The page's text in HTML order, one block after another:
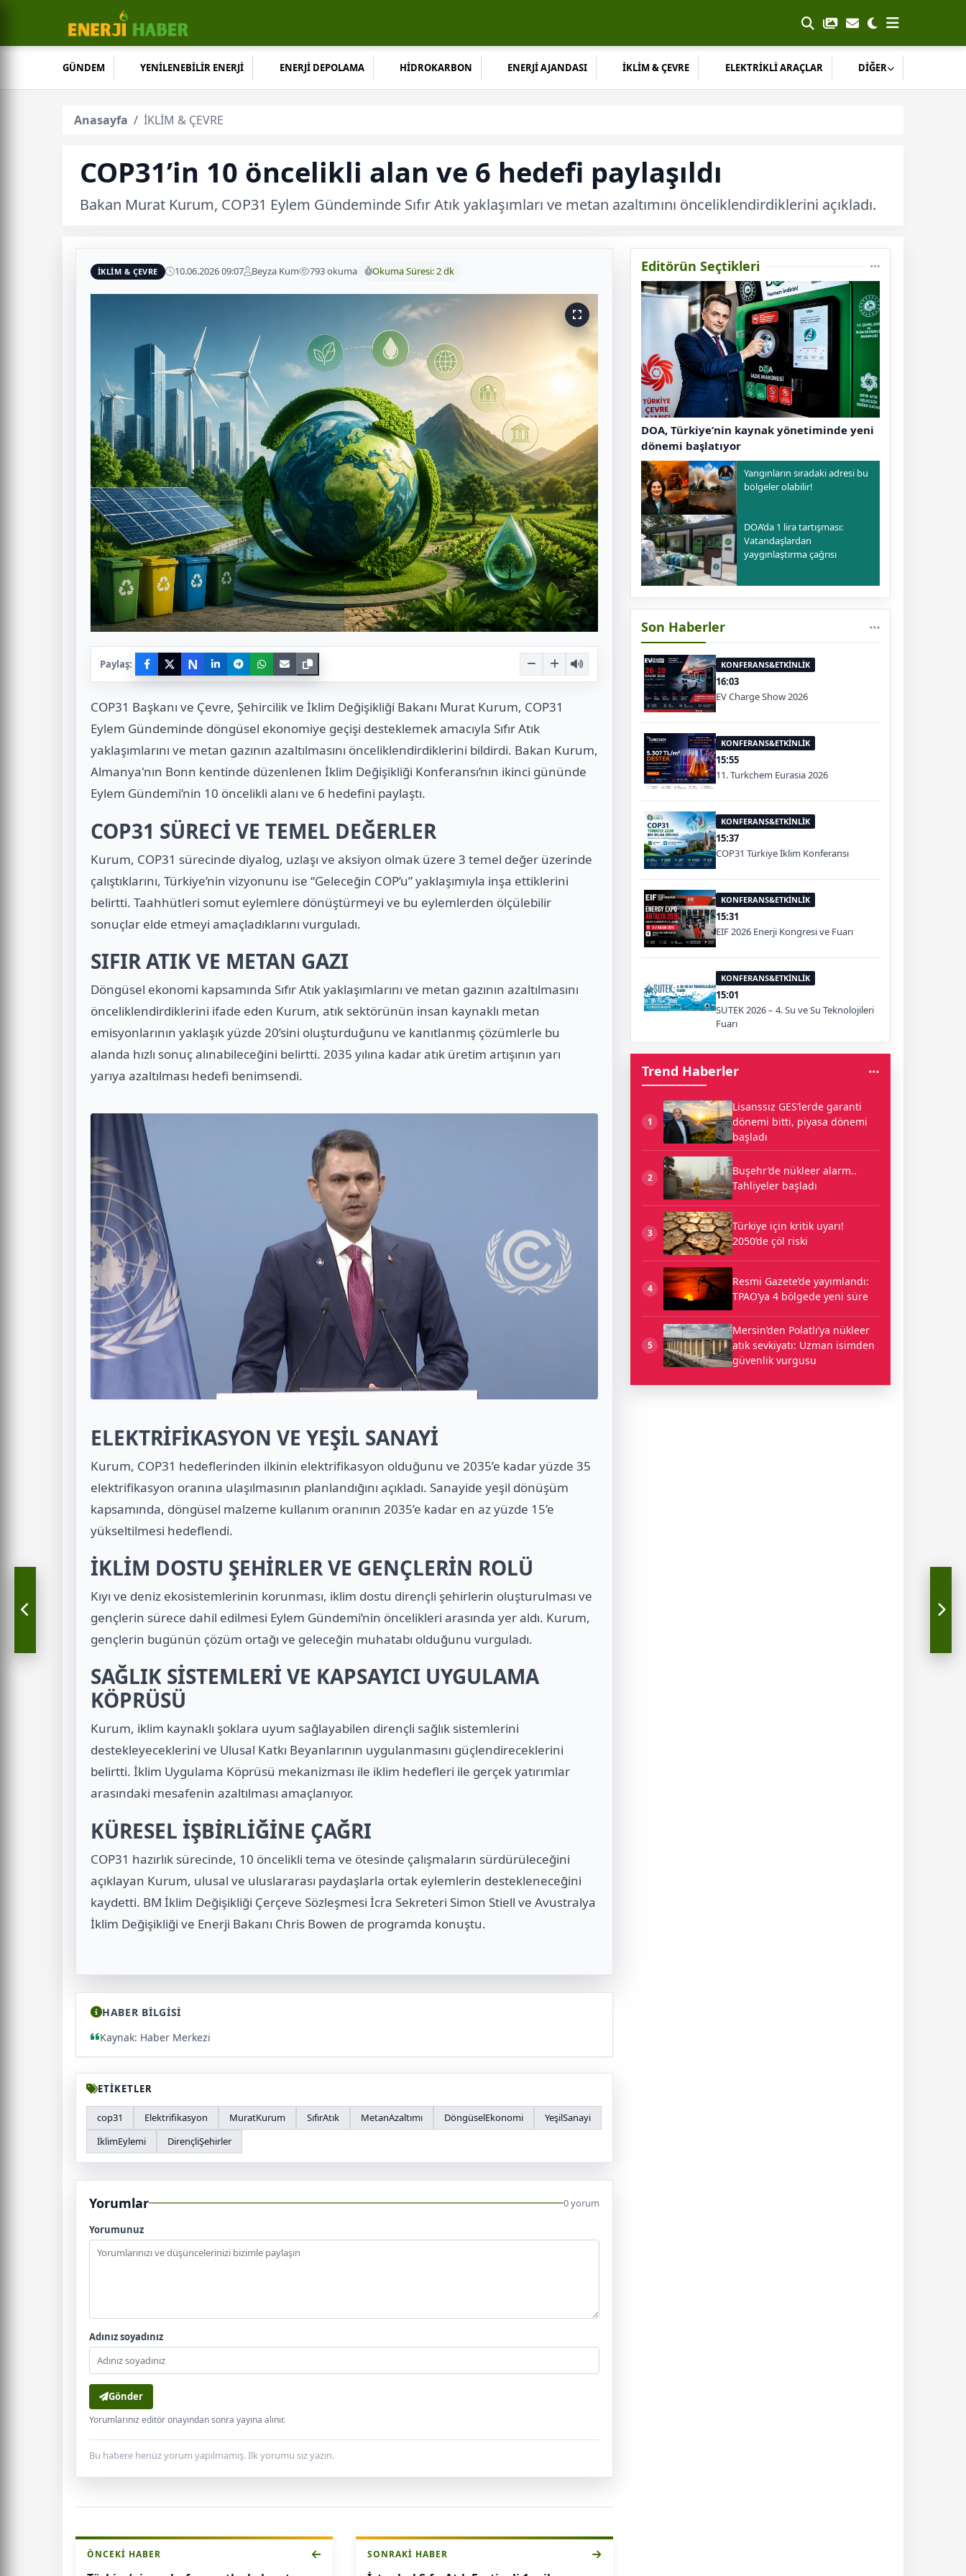
GÜNDEM YENİLENEBİLİR ENERJİ ENERJİ DEPOLAMA HİDROKARBON ENERJİ AJANDASI İKLİM & ÇEVRE ELEKTRİKLİ ARAÇLAR DİĞER
Anasayfa İKLİM & ÇEVRE
COP31’in 10 öncelikli alan ve 6 hedefi paylaşıldı
Bakan Murat Kurum, COP31 Eylem Gündeminde Sıfır Atık yaklaşımları ve metan azaltımını önceliklendirdiklerini açıkladı.
İKLİM & ÇEVRE 10.06.2026 09:07 Beyza Kum 793 okuma Okuma Süresi: 2 dk
Paylaş: N
COP31 Başkanı ve Çevre, Şehircilik ve İklim Değişikliği Bakanı Murat Kurum, COP31
Eylem Gündeminde döngüsel ekonomiye geçişi desteklemek amacıyla Sıfır Atık
yaklaşımlarını ve metan gazının azaltılmasını önceliklendirdiklerini bildirdi. Bakan Kurum,
Almanya'nın Bonn kentinde düzenlenen İklim Değişikliği Konferansı’nın ikinci gününde
Eylem Gündemi’nin 10 öncelikli alanı ve 6 hedefini paylaştı.
COP31 SÜRECİ VE TEMEL DEĞERLER
Kurum, COP31 sürecinde diyalog, uzlaşı ve aksiyon olmak üzere 3 temel değer üzerinde
çalıştıklarını, Türkiye’nin vizyonunu ise “Geleceğin COP’u” yaklaşımıyla inşa ettiklerini
belirtti. Taahhütleri somut eylemlere dönüştürmeyi ve bu eylemlerden ölçülebilir
sonuçlar elde etmeyi amaçladıklarını vurguladı.
SIFIR ATIK VE METAN GAZI
Döngüsel ekonomi kapsamında Sıfır Atık yaklaşımlarını ve metan gazının azaltılmasını
önceliklendirdiklerini ifade eden Kurum, atık sektörünün insan kaynaklı metan
emisyonlarının yaklaşık yüzde 20’sini oluşturduğunu ve kanıtlanmış çözümlerle bu
alanda hızlı sonuç alınabileceğini belirtti. 2035 yılına kadar atık üretim artışının yarı
yarıya azaltılması hedefi benimsendi.
ELEKTRİFİKASYON VE YEŞİL SANAYİ
Kurum, COP31 hedeflerinden ilkinin elektrifikasyon olduğunu ve 2035’e kadar yüzde 35
elektrifikasyon oranına ulaşılmasının planlandığını açıkladı. Sanayide yeşil dönüşüm
kapsamında, döngüsel malzeme kullanım oranının 2035’e kadar en az yüzde 15’e
yükseltilmesi hedeflendi.
İKLİM DOSTU ŞEHİRLER VE GENÇLERİN ROLÜ
Kıyı ve deniz ekosistemlerinin korunması, iklim dostu dirençli şehirlerin oluşturulması ve
gençlerin sürece dahil edilmesi Eylem Gündemi’nin öncelikleri arasında yer aldı. Kurum,
gençlerin bugünün çözüm ortağı ve geleceğin muhatabı olduğunu vurguladı.
SAĞLIK SİSTEMLERİ VE KAPSAYICI UYGULAMA
KÖPRÜSÜ
Kurum, iklim kaynaklı şoklara uyum sağlayabilen dirençli sağlık sistemlerini
destekleyeceklerini ve Ulusal Katkı Beyanlarının uygulanmasını güçlendireceklerini
belirtti. İklim Uygulama Köprüsü mekanizması ile iklim hedefleri ile gerçek yatırımlar
arasındaki mesafenin azaltılması amaçlanıyor.
KÜRESEL İŞBİRLİĞİNE ÇAĞRI
COP31 hazırlık sürecinde, 10 öncelikli tema ve ötesinde çalışmaların sürdürüleceğini
açıklayan Kurum, ulusal ve uluslararası paydaşlarla ortak eylemlerin destekleneceğini
kaydetti. BM İklim Değişikliği Çerçeve Sözleşmesi İcra Sekreteri Simon Stiell ve Avustralya
İklim Değişikliği ve Enerji Bakanı Chris Bowen de programda konuştu.
HABER BİLGİSİ
Kaynak: Haber Merkezi
ETİKETLER
cop31 Elektrifikasyon MuratKurum SıfırAtık MetanAzaltımı DöngüselEkonomi
YeşilSanayi
İklimEylemi
DirençliŞehirler
Yorumlar 0 yorum
Yorumunuz
Adınız soyadınız
Gönder
Yorumlarınız editör onayından sonra yayına alınır.
Bu habere henüz yorum yapılmamış. İlk yorumu siz yazın.
ÖNCEKI HABER SONRAKI HABER
Editörün Seçtikleri
DOA, Türkiye’nin kaynak yönetiminde yeni
dönemi başlatıyor
Yangınların sıradaki adresi bu
bölgeler olabilir!
DOA’da 1 lira tartışması:
Vatandaşlardan
yaygınlaştırma çağrısı
Son Haberler
KONFERANS&ETKİNLİK
16:03
EV Charge Show 2026
KONFERANS&ETKİNLİK
15:55
11. Turkchem Eurasia 2026
KONFERANS&ETKİNLİK
15:37
COP31 Türkiye İklim Konferansı
KONFERANS&ETKİNLİK
15:31
EIF 2026 Enerji Kongresi ve Fuarı
KONFERANS&ETKİNLİK
15:01
SUTEK 2026 – 4. Su ve Su Teknolojileri
Fuarı
Trend Haberler
1
Lisanssız GES’lerde garanti
dönemi bitti, piyasa dönemi
başladı
2
Buşehr’de nükleer alarm..
Tahliyeler başladı
3
Türkiye için kritik uyarı!
2050’de çöl riski
4
Resmi Gazete’de yayımlandı:
TPAO’ya 4 bölgede yeni süre
5
Mersin’den Polatlı’ya nükleer
atık sevkiyatı: Uzman isimden
güvenlik vurgusu